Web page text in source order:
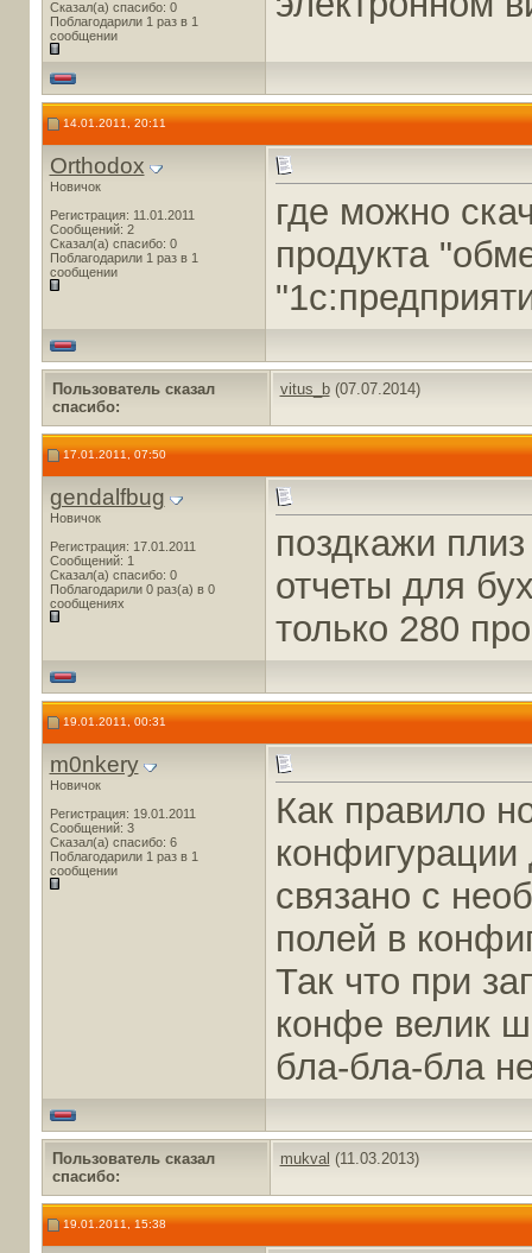
Сказал(а) спасибо: 0
Поблагодарили 1 раз в 1
сообщении
14.01.2011, 20:11
Orthodox
Новичок
Регистрация: 11.01.2011
Сообщений: 2
Сказал(а) спасибо: 0
Поблагодарили 1 раз в 1
сообщении
где можно
продукта
Пользователь сказал
cпасибо:
vitus_b(07.07.2014)
17.01.2011, 07:50
gendalfbug
Новичок
Регистрация: 17.01.2011
Сообщений: 1
Сказал(а) спасибо: 0
Поблагодарили 0 раз(а) в 0
сообщениях
поздкажи
отчеты для
только 280
19.01.2011, 00:31
m0nkery
Новичок
Регистрация: 19.01.2011
Сообщений: 3
Сказал(а) спасибо: 6
Поблагодарили 1 раз в 1
сообщении
Как правило
конфигурации
связано с
полей в
Так что при
конфе велик
бла-бла-бла
Пользователь сказал
cпасибо:
mukval (11.03.2013)
19.01.2011, 15:38